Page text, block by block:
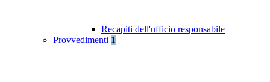
Recapiti dell'ufficio responsabile
Provvedimenti 1